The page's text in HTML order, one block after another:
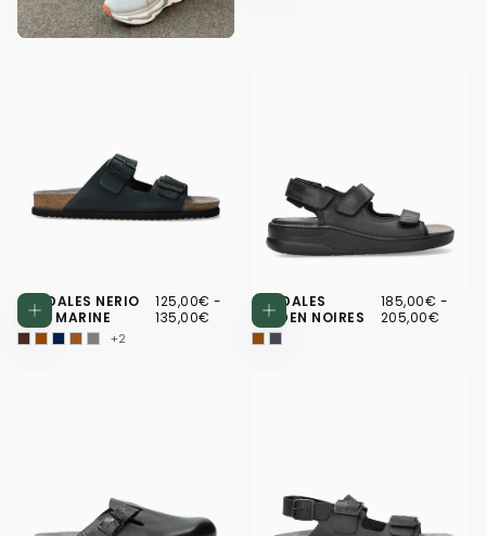
Choisissez des options
SANDALES NERIO
BLEU MARINE
125,00€
PRIX
MINIMUM
125,00€ -
MAXIMUM
135,00€
+2
Choisissez
SANDALES
VALDEN NOIRES
185,00€
PRIX
MINIMUM
185,00€ -
205,00€